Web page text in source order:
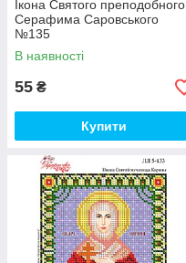
Ікона Святого преподобного
Серафима Саровського
№135
В наявності
55 ₴
Купити